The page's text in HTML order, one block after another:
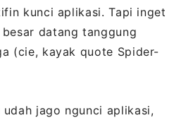
kunci aplikasi. Tapi inget
datang tanggung
(cie, kayak quote Spider-
jago ngunci aplikasi,